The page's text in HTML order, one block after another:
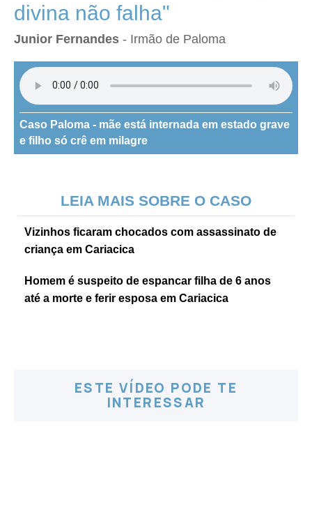
divina não falha"
Junior Fernandes - Irmão de Paloma
Caso Paloma - mãe está internada em estado grave
e filho só crê em milagre
LEIA MAIS SOBRE O CASO
Vizinhos ficaram chocados com assassinato de
criança em Cariacica
Homem é suspeito de espancar filha de 6 anos
até a morte e ferir esposa em Cariacica
ESTE VÍDEO PODE TE
INTERESSAR